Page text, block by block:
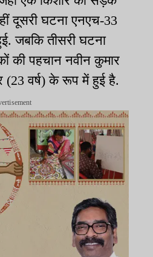
दूसरी घटना एनएच-33
जबकि तीसरी घटना
की पहचान नवीन कुमार
(23 वर्ष) के रूप में हुई है.